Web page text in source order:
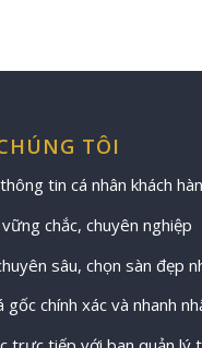
TÔI
tin cá nhân khách
chắc, chuyên nghiệp
sâu, chọn sàn đẹp
gốc chính xác và nhanh